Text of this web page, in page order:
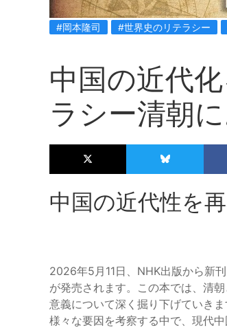
#岡本隆司 #世界史のリテラシー
中国の近代
ラシー清朝
中国の近代性を
2026年5月11日、NHK出版から新
が発売されます。この本では、清
意義について深く掘り下げていき
様々な要因を考察する中で、現代